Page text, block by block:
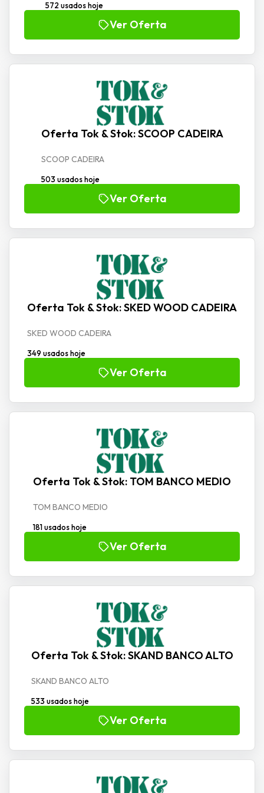
572 usados hoje
Ver Oferta
Oferta Tok & Stok: SCOOP CADEIRA
SCOOP CADEIRA
503 usados hoje
Ver Oferta
Oferta Tok & Stok: SKED WOOD CADEIRA
SKED WOOD CADEIRA
349 usados hoje
Ver Oferta
Oferta Tok & Stok: TOM BANCO MEDIO
TOM BANCO MEDIO
181 usados hoje
Ver Oferta
Oferta Tok & Stok: SKAND BANCO ALTO
SKAND BANCO ALTO
533 usados hoje
Ver Oferta